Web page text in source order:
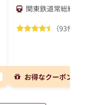
関東鉄道常総線 南
（93件）
お得なクーポンを